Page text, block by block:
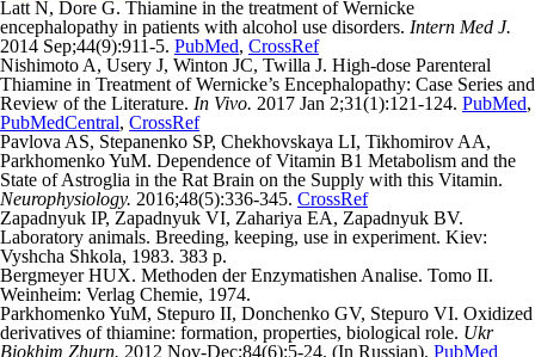
Latt N, Dore G. Thiamine in the treatment of Wernicke
encephalopathy in patients with alcohol use disorders. Intern Med J.
2014 Sep;44(9):911-5. PubMed, CrossRef
Nishimoto A, Usery J, Winton JC, Twilla J. High-dose Parenteral
Thiamine in Treatment of Wernicke’s Encephalopathy: Case Series and
Review of the Literature. In Vivo. 2017 Jan 2;31(1):121-124. PubMed,
PubMedCentral, CrossRef
Pavlova AS, Stepanenko SP, Chekhovskaya LI, Tikhomirov AA,
Parkhomenko YuM. Dependence of Vitamin B1 Metabolism and the
State of Astroglia in the Rat Brain on the Supply with this Vitamin.
Neurophysiology. 2016;48(5):336-345. CrossRef
Zapadnyuk IP, Zapadnyuk VI, Zahariya EA, Zapadnyuk BV.
Laboratory animals. Breeding, keeping, use in experiment. Kiev:
Vyshcha Shkola, 1983. 383 p.
Bergmeyer HUХ. Methoden der Enzymatishen Analise. Tomo II.
Weinheim: Verlag Chemie, 1974.
Parkhomenko YuM, Stepuro II, Donchenko GV, Stepuro VI. Oxidized
derivatives of thiamine: formation, properties, biological role. Ukr
Biokhim Zhurn. 2012 Nov-Dec;84(6):5-24. (In Russian). PubMed